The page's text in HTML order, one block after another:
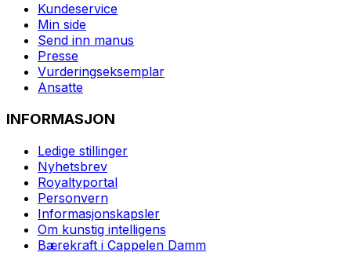
Kundeservice
Min side
Send inn manus
Presse
Vurderingseksemplar
Ansatte
INFORMASJON
Ledige stillinger
Nyhetsbrev
Royaltyportal
Personvern
Informasjonskapsler
Om kunstig intelligens
Bærekraft i Cappelen Damm